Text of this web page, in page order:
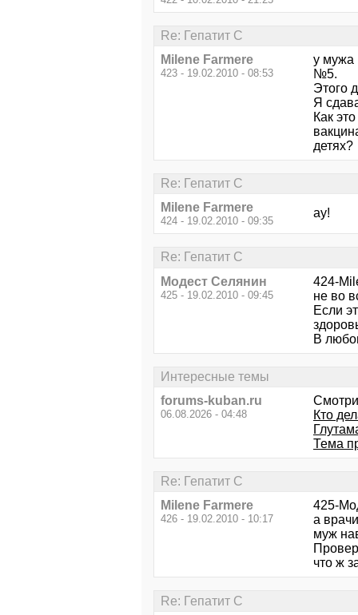
Re: Гепатит С
Milene Farmere
423 - 19.02.2010 - 08:53
у мужа
№5.
Этого
Я
Как
детях?
Re: Гепатит С
Milene Farmere
424 - 19.02.2010 - 09:35
ау!
Re: Гепатит С
Модест Селянин
425 - 19.02.2010 - 09:45
424-
не во
Если
В
Интересные темы
forums-kuban.ru
06.08.2026 - 04:48
Кто
Тема
Re: Гепатит С
Milene Farmere
426 - 19.02.2010 - 10:17
425-
а
муж
что ж
Re: Гепатит С